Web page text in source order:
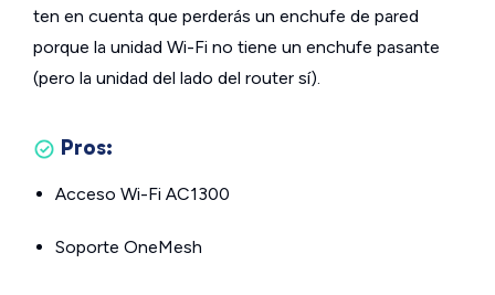
ten en cuenta que perderás un enchufe de pared
porque la unidad Wi-Fi no tiene un enchufe pasante
(pero la unidad del lado del router sí).
Pros:
Acceso Wi-Fi AC1300
Soporte OneMesh